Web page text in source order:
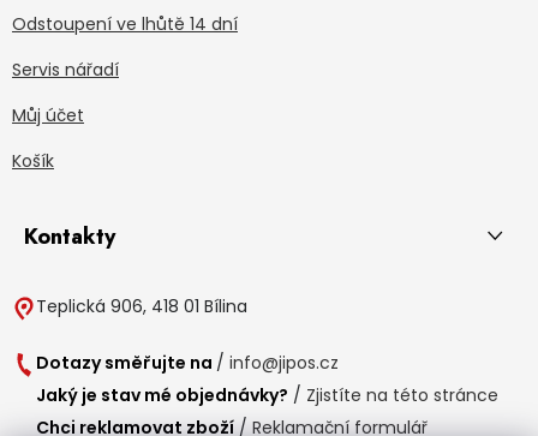
Odstoupení ve lhůtě 14 dní
Servis nářadí
Můj účet
Košík
Kontakty
Teplická 906, 418 01 Bílina
Dotazy směřujte na / info@jipos.cz
Jaký je stav mé objednávky? / Zjistíte na této stránce
Chci reklamovat zboží / Reklamační formulář